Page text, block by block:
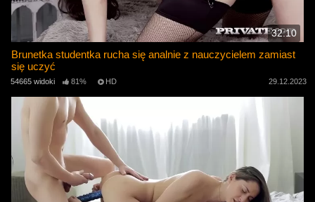
32:10
Brunetka studentka rucha się analnie z nauczycielem zamiast
się uczyć
54665 widoki 81% HD 29.12.2023